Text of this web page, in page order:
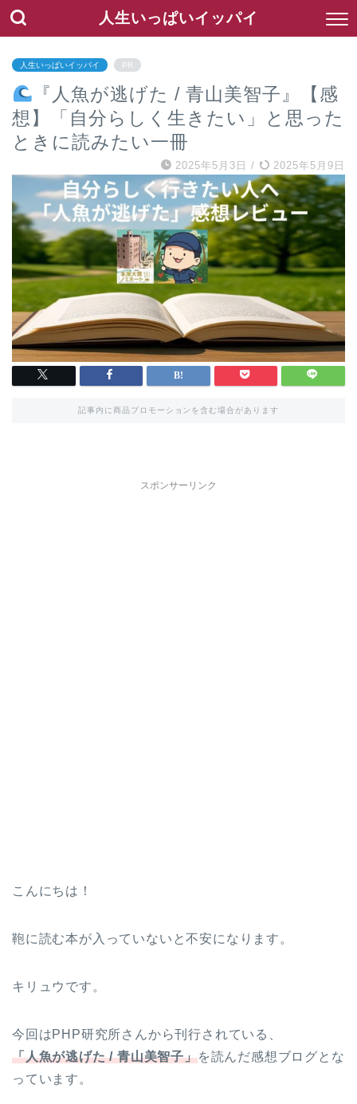
人生いっぱいイッパイ
人生いっぱいイッパイ PR
『人魚が逃げた / 青山美智子』【感
想】「自分らしく生きたい」と思った
ときに読みたい一冊
2025年5月3日 / 2025年5月9日
記事内に商品プロモーションを含む場合があります
スポンサーリンク
こんにちは！
鞄に読む本が入っていないと不安になります。
キリュウです。
今回はPHP研究所さんから刊行されている、
「人魚が逃げた / 青山美智子」を読んだ感想ブログとな
っています。